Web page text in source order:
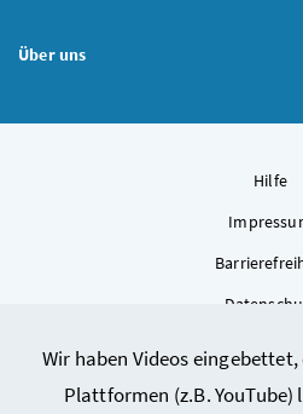
Wir haben Videos
Plattformen (z.B. YouTube)
Über uns
Hilfe
Sitemap